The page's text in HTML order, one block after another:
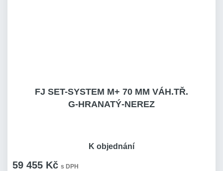
FJ SET-SYSTEM M+ 70 MM VÁH.TŘ.
G-HRANATÝ-NEREZ
59 455 Kč s DPH
K objednání